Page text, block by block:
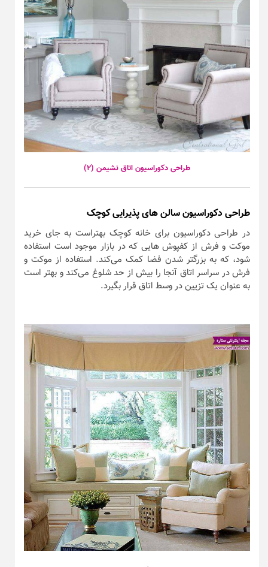
طراحی دکوراسیون اتاق نشیمن (۲)
طراحی دکوراسیون سالن های پذیرایی کوچک
در طراحی دکوراسیون برای خانه کوچک بهتراست به جای خرید
موکت و فرش از کفپوش هایی که در بازار موجود است استفاده
شود، که به بزرگتر شدن فضا کمک می‌کند. استفاده از موکت و
فرش در سراسر اتاق آنجا را بیش از حد شلوغ می‌کند و بهتر است
به عنوان یک تزیین در وسط اتاق قرار بگیرد.